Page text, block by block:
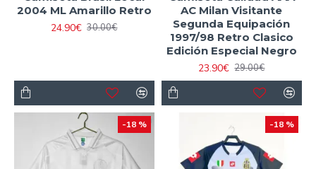
2004 ML Amarillo Retro
24.90€ 30.00€
AC Milan Visitante
Segunda Equipación
1997/98 Retro Clasico
Edición Especial Negro
23.90€ 29.00€
-18 % -18 %